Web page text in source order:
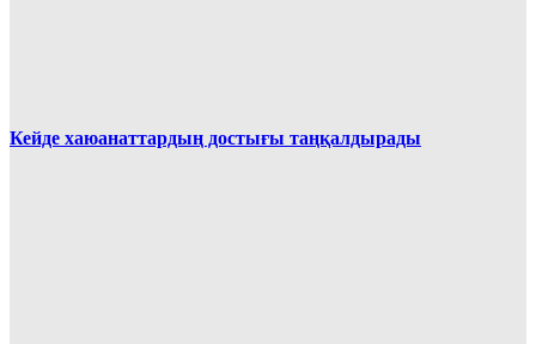
Кейде хаюанаттардың достығы таңқалдырады